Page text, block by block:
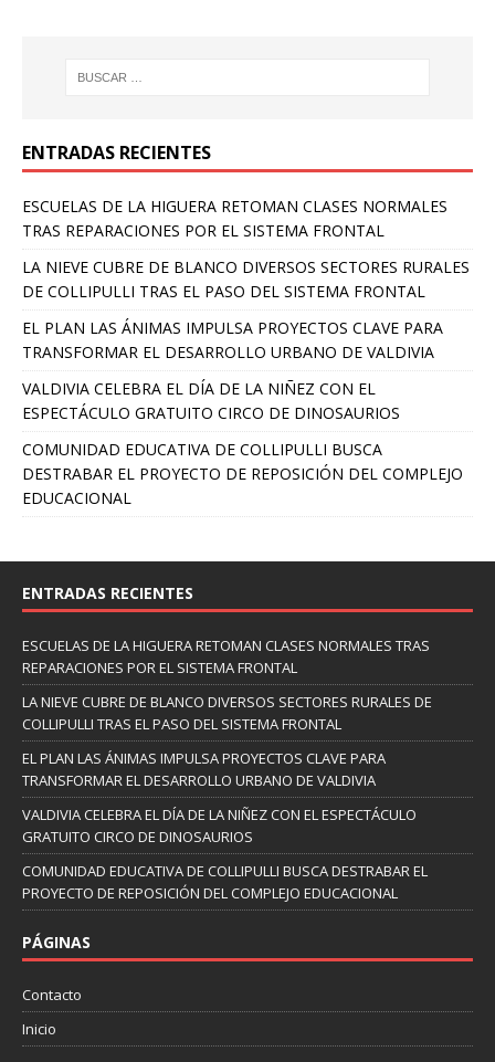
ENTRADAS RECIENTES
ESCUELAS DE LA HIGUERA RETOMAN CLASES NORMALES
TRAS REPARACIONES POR EL SISTEMA FRONTAL
LA NIEVE CUBRE DE BLANCO DIVERSOS SECTORES RURALES
DE COLLIPULLI TRAS EL PASO DEL SISTEMA FRONTAL
EL PLAN LAS ÁNIMAS IMPULSA PROYECTOS CLAVE PARA
TRANSFORMAR EL DESARROLLO URBANO DE VALDIVIA
VALDIVIA CELEBRA EL DÍA DE LA NIÑEZ CON EL
ESPECTÁCULO GRATUITO CIRCO DE DINOSAURIOS
COMUNIDAD EDUCATIVA DE COLLIPULLI BUSCA
DESTRABAR EL PROYECTO DE REPOSICIÓN DEL COMPLEJO
EDUCACIONAL
ENTRADAS RECIENTES
ESCUELAS DE LA HIGUERA RETOMAN CLASES NORMALES TRAS
REPARACIONES POR EL SISTEMA FRONTAL
LA NIEVE CUBRE DE BLANCO DIVERSOS SECTORES RURALES DE
COLLIPULLI TRAS EL PASO DEL SISTEMA FRONTAL
EL PLAN LAS ÁNIMAS IMPULSA PROYECTOS CLAVE PARA
TRANSFORMAR EL DESARROLLO URBANO DE VALDIVIA
VALDIVIA CELEBRA EL DÍA DE LA NIÑEZ CON EL ESPECTÁCULO
GRATUITO CIRCO DE DINOSAURIOS
COMUNIDAD EDUCATIVA DE COLLIPULLI BUSCA DESTRABAR EL
PROYECTO DE REPOSICIÓN DEL COMPLEJO EDUCACIONAL
PÁGINAS
Contacto
Inicio